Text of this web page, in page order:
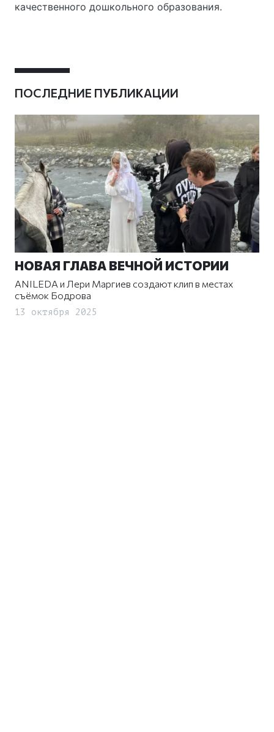
качественного дошкольного образования.
ПОСЛЕДНИЕ ПУБЛИКАЦИИ
НОВАЯ ГЛАВА ВЕЧНОЙ ИСТОРИИ
ANILEDA и Лери Маргиев создают клип в местах
съёмок Бодрова
13 октября 2025